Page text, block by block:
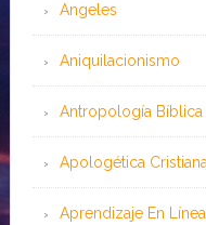
Angeles
Aniquilacionismo
Antropología Bíblica
Apologética Cristiana
Aprendizaje En Línea